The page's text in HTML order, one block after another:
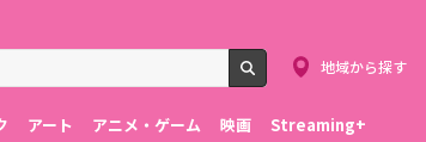
検索
地域から探す
アート アニメ・ゲーム 映画 Streaming+